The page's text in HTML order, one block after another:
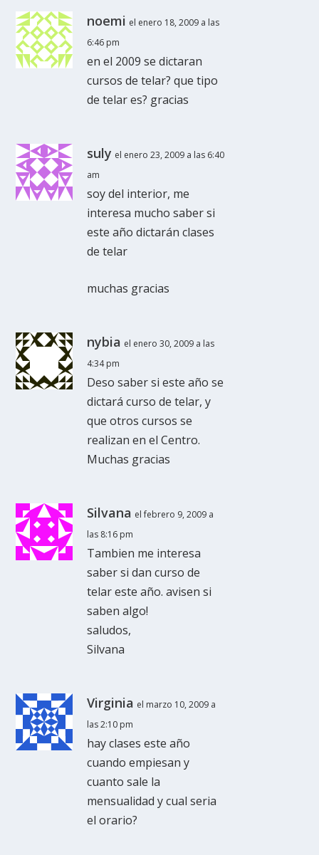
noemi el enero 18, 2009 a las
6:46 pm
en el 2009 se dictaran
cursos de telar? que tipo
de telar es? gracias
suly el enero 23, 2009 a las 6:40
am
soy del interior, me
interesa mucho saber si
este año dictarán clases
de telar
muchas gracias
nybia el enero 30, 2009 a las
4:34 pm
Deso saber si este año se
dictará curso de telar, y
que otros cursos se
realizan en el Centro.
Muchas gracias
Silvana el febrero 9, 2009 a
las 8:16 pm
Tambien me interesa
saber si dan curso de
telar este año. avisen si
saben algo!
saludos,
Silvana
Virginia el marzo 10, 2009 a
las 2:10 pm
hay clases este año
cuando empiesan y
cuanto sale la
mensualidad y cual seria
el orario?